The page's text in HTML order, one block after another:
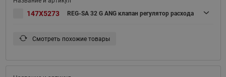
147X5273 REG-SA 32 G ANG клапан регулятор расхода
Смотреть похожие товары